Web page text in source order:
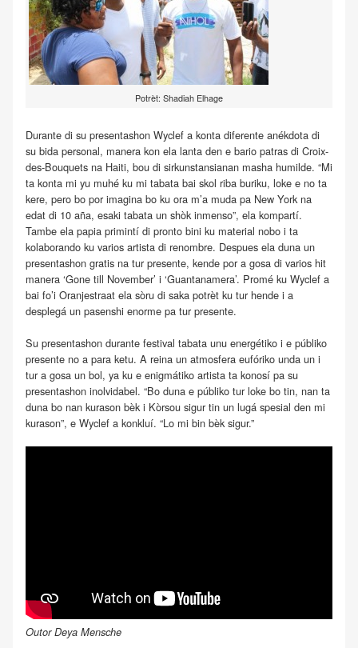
Potrèt: Shadiah Elhage
Durante di su presentashon Wyclef a konta diferente anékdota di
su bida personal, manera kon ela lanta den e bario patras di Croix-
des-Bouquets na Haiti, bou di sirkunstansianan masha humilde. “Mi
ta konta mi yu muhé ku mi tabata bai skol riba buriku, loke e no ta
kere, pero bo por imagina bo ku ora m’a muda pa New York na
edat di 10 aña, esaki tabata un shòk inmenso”, ela kompartí.
Tambe ela papia primintí di pronto bini ku material nobo i ta
kolaborando ku varios artista di renombre. Despues ela duna un
presentashon gratis na tur presente, kende por a gosa di varios hit
manera ‘Gone till November’ i ‘Guantanamera’. Promé ku Wyclef a
bai fo’i Oranjestraat ela sòru di saka potrèt ku tur hende i a
desplegá un pasenshi enorme pa tur presente.
Su presentashon durante festival tabata unu energétiko i e públiko
presente no a para ketu. A reina un atmosfera eufóriko unda un i
tur a gosa un bol, ya ku e enigmátiko artista ta konosí pa su
presentashon inolvidabel. “Bo duna e públiko tur loke bo tin, nan ta
duna bo nan kurason bèk i Kòrsou sigur tin un lugá spesial den mi
kurason”, e Wyclef a konkluí. “Lo mi bin bèk sigur.”
Outor Deya Mensche